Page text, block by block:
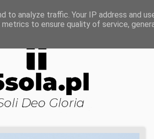
DOJRZAŁOŚĆ DUCHOWA
to analyze traffic. Your IP address and
to ensure quality of service,